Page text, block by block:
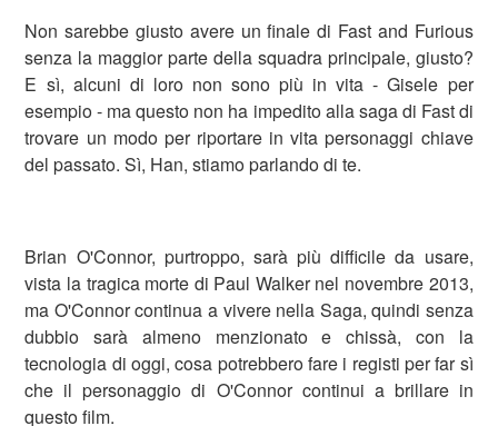
Non sarebbe giusto avere un finale di Fast and Furious
senza la maggior parte della squadra principale, giusto?
E sì, alcuni di loro non sono più in vita - Gisele per
esempio - ma questo non ha impedito alla saga di Fast di
trovare un modo per riportare in vita personaggi chiave
del passato. Sì, Han, stiamo parlando di te.
Brian O'Connor, purtroppo, sarà più difficile da usare,
vista la tragica morte di Paul Walker nel novembre 2013,
ma O'Connor continua a vivere nella Saga, quindi senza
dubbio sarà almeno menzionato e chissà, con la
tecnologia di oggi, cosa potrebbero fare i registi per far sì
che il personaggio di O'Connor continui a brillare in
questo film.